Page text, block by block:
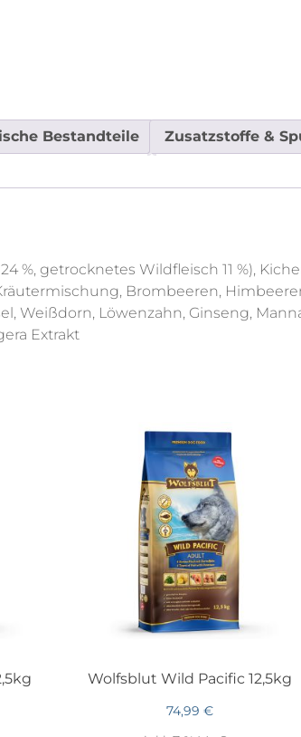
Bestandteile
Zusatzstoffe &
%, getrocknetes Wildfleisch 11 %),
Brombeeren,
Weißdorn, Löwenzahn, Ginseng,
Extrakt
Wolfsblut Wild Pacific 12,5kg
74,99 €